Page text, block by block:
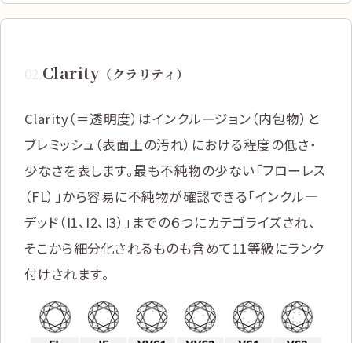
02.Clarity（クラリティ）
Clarity（＝透明度）はインクルージョン（内包物）と
ブレミッシュ（表面上の汚れ）における程度の低さ・
少なさを表します。最も不純物の少ない「フローレス
（FL）」から容易に不純物が確認できる「インクル―
デッド（I1、I2、I3）」までの６つにカテゴライズされ、
そこから細分化されるものも含めて11等級にランク
付けされます。